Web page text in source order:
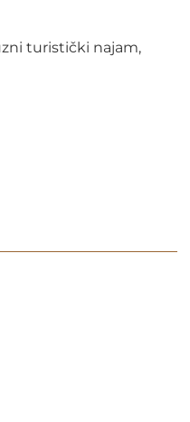
turistički najam,